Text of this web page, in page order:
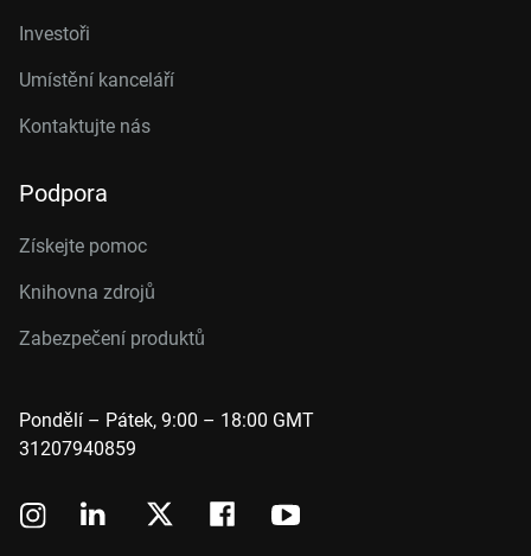
Investoři
Umístění kanceláří
Kontaktujte nás
Podpora
Získejte pomoc
Knihovna zdrojů
Zabezpečení produktů
Pondělí – Pátek, 9:00 – 18:00 GMT
31207940859